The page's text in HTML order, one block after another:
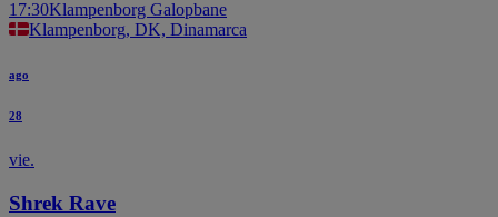
17:30Klampenborg Galopbane
Klampenborg, DK, Dinamarca
ago
28
vie.
Shrek Rave